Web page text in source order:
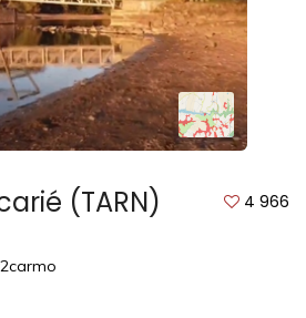
(TARN) 4 966